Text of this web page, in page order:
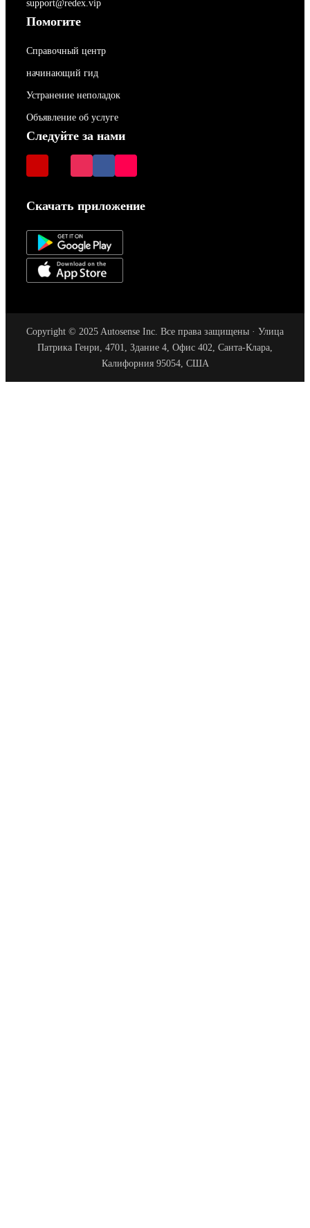
support@redex.vip
Помогите
Справочный центр
начинающий гид
Устранение неполадок
Объявление об услуге
Следуйте за нами
Скачать приложение
Copyright © 2025 Autosense Inc. Все права защищены · Улица
Патрика Генри, 4701, Здание 4, Офис 402, Санта-Клара,
Калифорния 95054, США